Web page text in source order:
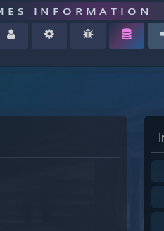
INFORMATION